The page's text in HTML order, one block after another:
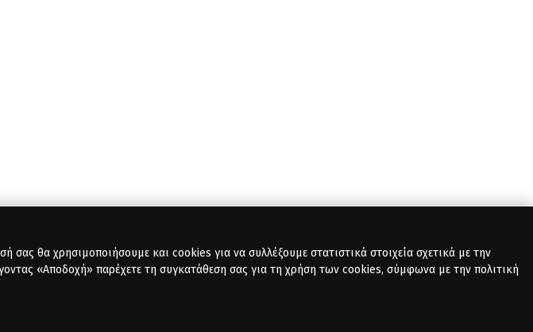
θα χρησιμοποιήσουμε και cookies για να συλλέξουμε στατιστικά στοιχεία σχετικά με την
«Αποδοχή» παρέχετε τη συγκατάθεση σας για τη χρήση των cookies, σύμφωνα με την πολιτική